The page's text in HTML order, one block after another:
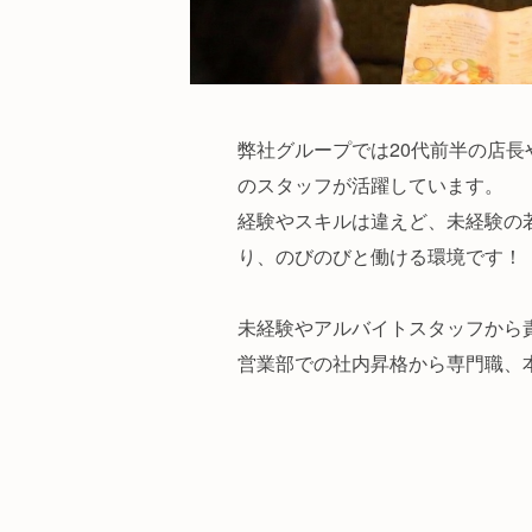
弊社グループでは20代前半の店
のスタッフが活躍しています。
経験やスキルは違えど、未経験
り、のびのびと働ける環境です！
未経験やアルバイトスタッフか
営業部での社内昇格から専門職